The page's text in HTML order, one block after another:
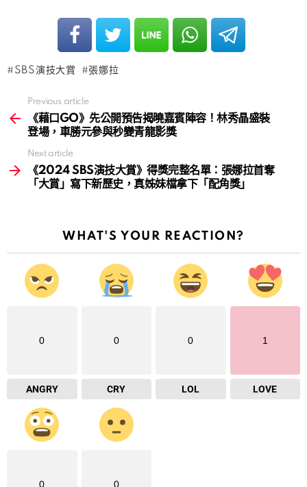
SBS演技大賞 張娜拉
more
Previous article
《藉口GO》先公開預告揭曉嘉賓陣容！林秀晶盛裝
登場，車勝元參與秒變青龍影獎
Next article
《2024 SBS演技大賞》得獎完整名單：張娜拉首奪
「大賞」寫下新歷史，真姊妹檔拿下「配角獎」
WHAT'S YOUR REACTION?
0
ANGRY
0
CRY
0
LOL
1
LOVE
0 0